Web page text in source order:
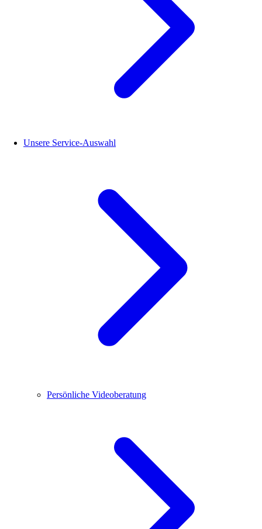
Unsere Service-Auswahl
Persönliche Videoberatung